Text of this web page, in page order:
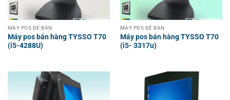
MÁY POS ĐỂ BÀN
Máy pos bán hàng TYSSO T70
(i5-4288U)
MÁY POS ĐỂ BÀN
Máy pos bán hàng TYSSO T70
(i5- 3317u)